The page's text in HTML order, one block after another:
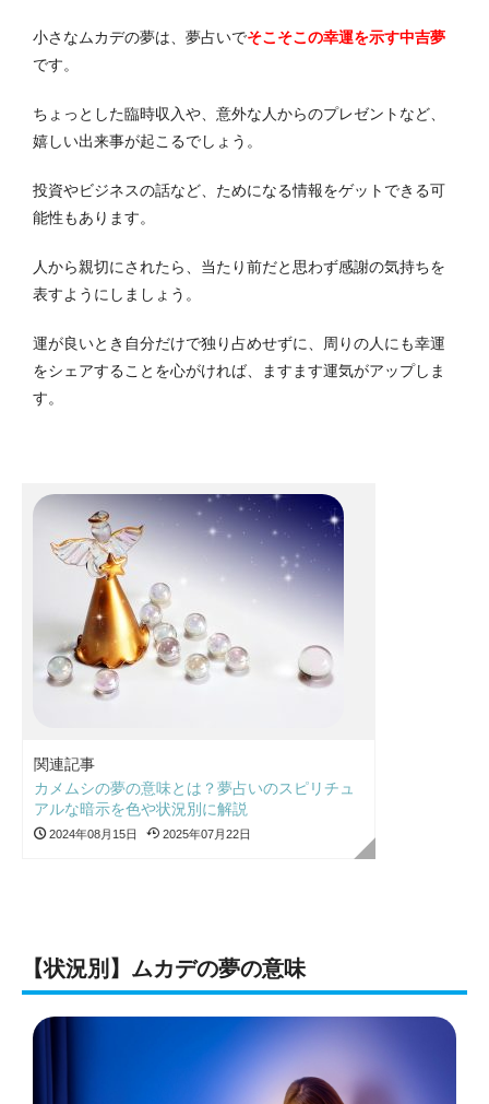
小さなムカデの夢は、夢占いでそこそこの幸運を示す中吉夢
です。
ちょっとした臨時収入や、意外な人からのプレゼントなど、
嬉しい出来事が起こるでしょう。
投資やビジネスの話など、ためになる情報をゲットできる可
能性もあります。
人から親切にされたら、当たり前だと思わず感謝の気持ちを
表すようにしましょう。
運が良いとき自分だけで独り占めせずに、周りの人にも幸運
をシェアすることを心がければ、ますます運気がアップしま
す。
関連記事
カメムシの夢の意味とは？夢占いのスピリチュ
アルな暗示を色や状況別に解説
2024年08月15日 2025年07月22日
【状況別】ムカデの夢の意味